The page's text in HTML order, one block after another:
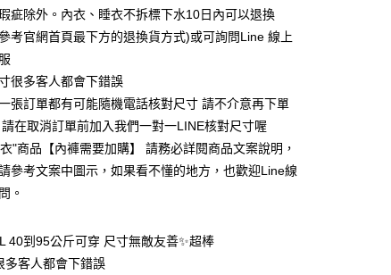
付
先享後付」】
付是「在收到商品之後才付款」的支付方式。 讓您購物簡單
需註冊會員、不需綁卡、不需儲值。
要手機號碼，簡訊認證，即可結帳。
享後付」結帳流程】
進行簡訊認證並確認金額後，即可完成結帳。
約3～4天到貨
滿NT$799(含以上)免運費
疵除外。內衣、睡衣不拆標下水10日內可以退換
參考官網首頁最下方的退換貨方式)或可詢問Line 線上
很多客人都會下錯誤
張訂單都有可能隨機電話核對尺寸 請不介意再下單
在取消訂單前加入我們一對一LINE核對尺寸喔
"商品【內褲需要加購】 請務必詳閱商品文案說明，
參考文案中圖示，如果看不懂的地方，也歡迎Line線
。
40到95公斤可穿 尺寸無敵友善✨超棒
多客人都會下錯誤